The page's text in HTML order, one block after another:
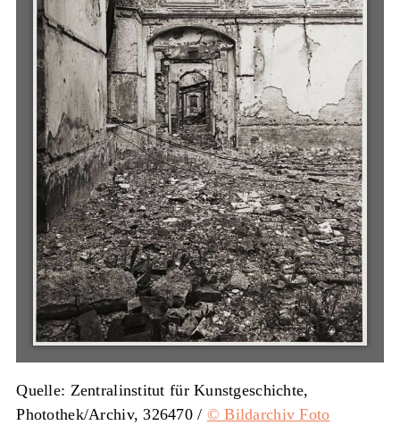
Quelle: Zentralinstitut für Kunstgeschichte,
Photothek/Archiv, 326470 / © Bildarchiv Foto